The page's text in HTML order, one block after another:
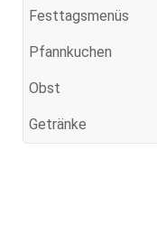
Festtagsmenüs
Pfannkuchen
Obst
Getränke